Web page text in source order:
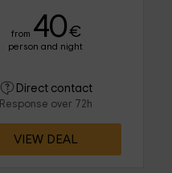
from 40€
person and night
Direct contact
Response over 72h
VIEW DEAL